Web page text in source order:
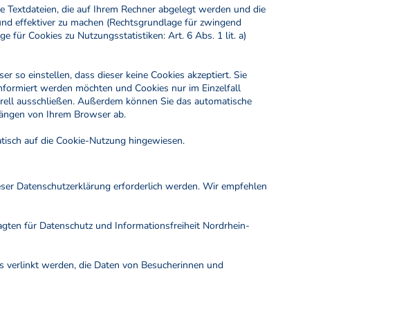
Textdateien, die auf Ihrem Rechner abgelegt werden und die
effektiver zu machen (Rechtsgrundlage für zwingend
für Cookies zu Nutzungsstatistiken: Art. 6 Abs. 1 lit. a)
so einstellen, dass dieser keine Cookies akzeptiert. Sie
werden möchten und Cookies nur im Einzelfall
ausschließen. Außerdem können Sie das automatische
von Ihrem Browser ab.
auf die Cookie-Nutzung hingewiesen.
Datenschutzerklärung erforderlich werden. Wir empfehlen
für Datenschutz und Informationsfreiheit Nordrhein-
werden, die Daten von Besucherinnen und